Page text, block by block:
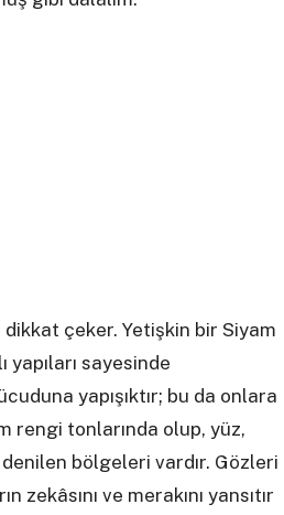
çeker. Yetişkin bir Siyam
sayesinde
yapışıktır; bu da onlara
rengi tonlarında olup, yüz,
bölgeleri vardır. Gözleri
ve merakını yansıtır